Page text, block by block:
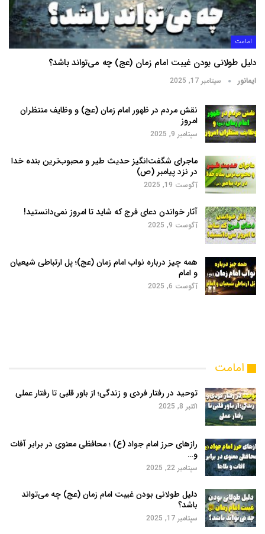
امامت
دلیل طولانی بودن غیبت امام زمان (عج) چه می‌تواند باشد؟
ایمانور سپتامبر 17, 2025
نقش مردم در ظهور امام زمان (عج) و وظایف منتظران
امروز
سپتامبر 9, 2025
ماجرای شگفت‌انگیز حدیث طیر و محبوب‌ترین بنده خدا
در نزد پیامبر (ص)
آگوست 19, 2025
آثار خواندن دعای فرج که شاید تا امروز نمی‌دانستید!
آگوست 9, 2025
همه چیز درباره نواب امام زمان (عج)؛ پل ارتباطی شیعیان
و امام
آگوست 6, 2025
امامت
توحید در رفتار فردی و زندگی؛ از باور قلبی تا رفتار عملی
اکتبر 8, 2025
رازهای حرز امام جواد (ع) ؛ محافظی معنوی در برابر آفات
و…
سپتامبر 22, 2025
دلیل طولانی بودن غیبت امام زمان (عج) چه می‌تواند
باشد؟
سپتامبر 17, 2025